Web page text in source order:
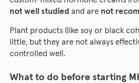
not well studied and are not
Plant products (like soy or black
little, but they are not always
controlled well.
What to do before starting